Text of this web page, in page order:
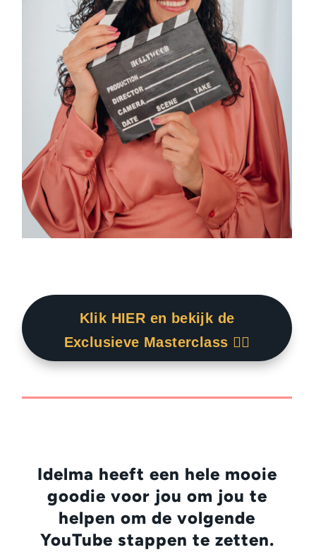
Klik HIER en bekijk de
Exclusieve Masterclass 👇🏾
Idelma heeft een hele mooie
goodie voor jou om jou te
helpen om de volgende
YouTube stappen te zetten.